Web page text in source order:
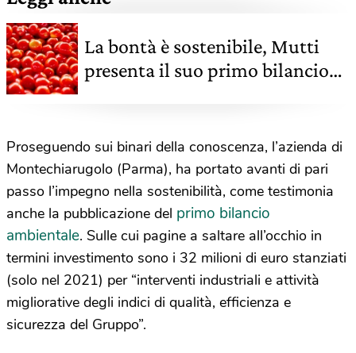
La bontà è sostenibile, Mutti
presenta il suo primo bilancio
Proseguendo sui binari della conoscenza, l’azienda di
Montechiarugolo (Parma), ha portato avanti di pari
passo l’impegno nella sostenibilità, come testimonia
anche la pubblicazione del primo bilancio
ambientale. Sulle cui pagine a saltare all’occhio in
termini investimento sono i 32 milioni di euro stanziati
(solo nel 2021) per “interventi industriali e attività
migliorative degli indici di qualità, efficienza e
sicurezza del Gruppo”.